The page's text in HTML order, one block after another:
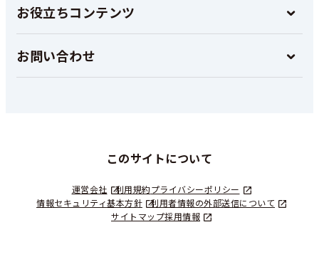
お役立ちコンテンツ
お問い合わせ
このサイトについて
運営会社 利用規約プライバシーポリシー
情報セキュリティ基本方針
利用者情報の外部送信について
サイトマップ採用情報